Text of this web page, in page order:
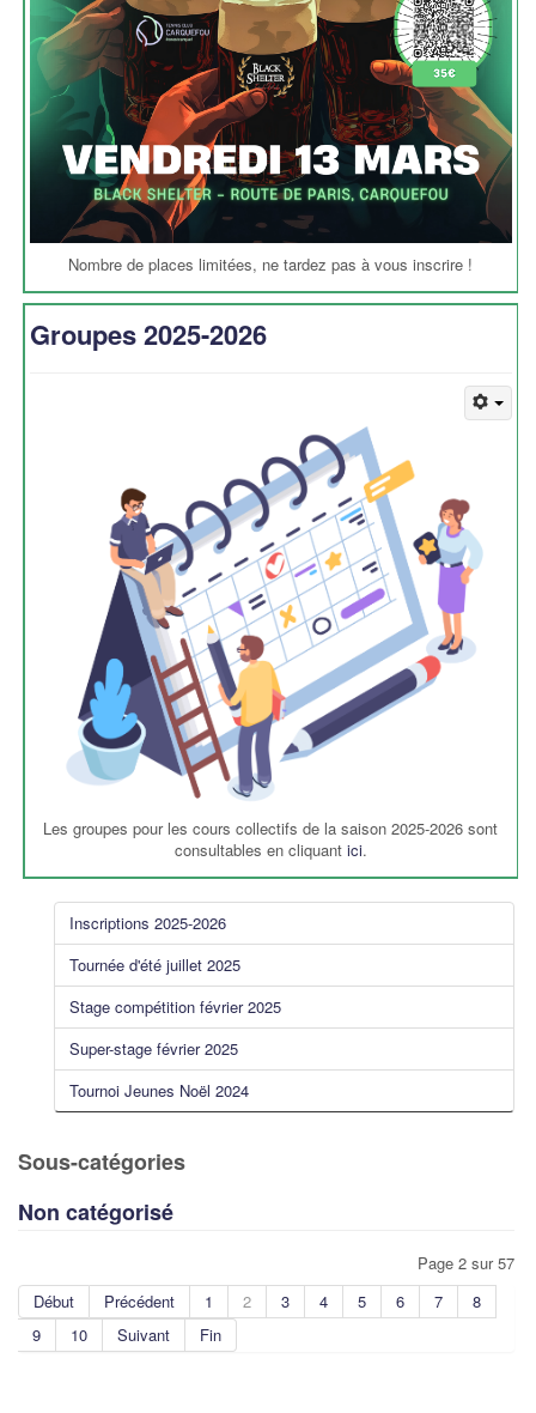
Nombre de places limitées, ne tardez pas à vous inscrire !
Groupes 2025-2026
Les groupes pour les cours collectifs de la saison 2025-2026 sont
consultables en cliquant ici.
Inscriptions 2025-2026
Tournée d'été juillet 2025
Stage compétition février 2025
Super-stage février 2025
Tournoi Jeunes Noël 2024
Sous-catégories
Non catégorisé
Page 2 sur 57
Début
Précédent 1 2 3 4 5 6 7
8
9
10 Suivant Fin